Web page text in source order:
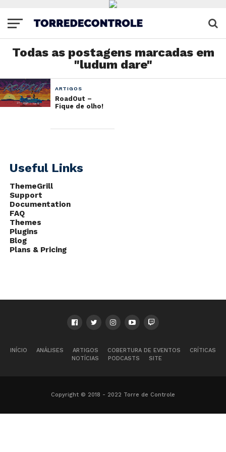
Todas as postagens marcadas em
"ludum dare"
ARTIGOS
RoadOut –
Fique de olho!
Useful Links
ThemeGrill
Support
Documentation
FAQ
Themes
Plugins
Blog
Plans & Pricing
INÍCIO ANÁLISES ARTIGOS COBERTURA DE EVENTOS
CRÍTICAS
NOTÍCIAS
PODCASTS SITE
Copyright © 2018 - 2022 Torre de Controle